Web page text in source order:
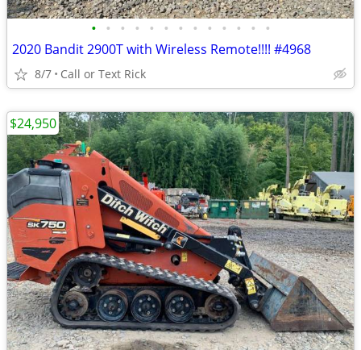
• • • • • • • • • • • • •
2020 Bandit 2900T with Wireless Remote!!!! #4968
8/7 Call or Text Rick
$24,950